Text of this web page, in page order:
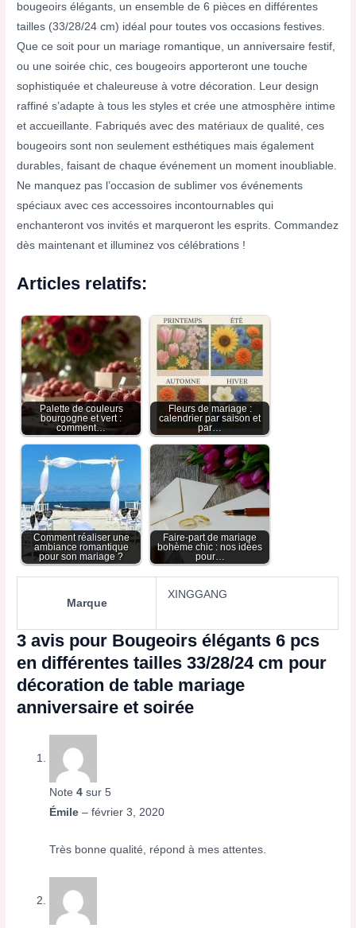
bougeoirs élégants, un ensemble de 6 pièces en différentes
tailles (33/28/24 cm) idéal pour toutes vos occasions festives.
Que ce soit pour un mariage romantique, un anniversaire festif,
ou une soirée chic, ces bougeoirs apporteront une touche
sophistiquée et chaleureuse à votre décoration. Leur design
raffiné s’adapte à tous les styles et crée une atmosphère intime
et accueillante. Fabriqués avec des matériaux de qualité, ces
bougeoirs sont non seulement esthétiques mais également
durables, faisant de chaque événement un moment inoubliable.
Ne manquez pas l’occasion de sublimer vos événements
spéciaux avec ces accessoires incontournables qui
enchanteront vos invités et marqueront les esprits. Commandez
dès maintenant et illuminez vos célébrations !
Articles relatifs:
Palette de couleurs
bourgogne et vert :
comment…
Fleurs de mariage :
calendrier par saison et
par…
Comment réaliser une
ambiance romantique
pour son mariage ?
Faire-part de mariage
bohème chic : nos idées
pour…
Marque
XINGGANG
3 avis pour Bougeoirs élégants 6 pcs
en différentes tailles 33/28/24 cm pour
décoration de table mariage
anniversaire et soirée
Note4 sur 5
Émile– février 3, 2020
Très bonne qualité, répond à mes attentes.